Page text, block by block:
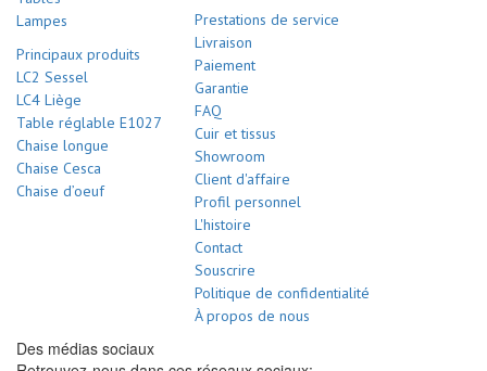
Lampes
Principaux produits
LC2 Sessel
LC4 Liège
Table réglable E1027
Chaise longue
Chaise Cesca
Chaise d’oeuf
Prestations de service
Livraison
Paiement
Garantie
FAQ
Cuir et tissus
Showroom
Client d'affaire
Profil personnel
L'histoire
Contact
Souscrire
Politique de confidentialité
À propos de nous
Des médias sociaux